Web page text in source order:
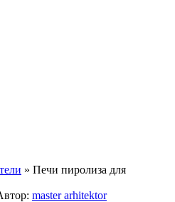
» Печи пиролиза для
master arhitektor